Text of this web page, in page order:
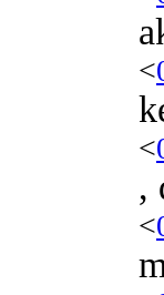
<
<
,
<